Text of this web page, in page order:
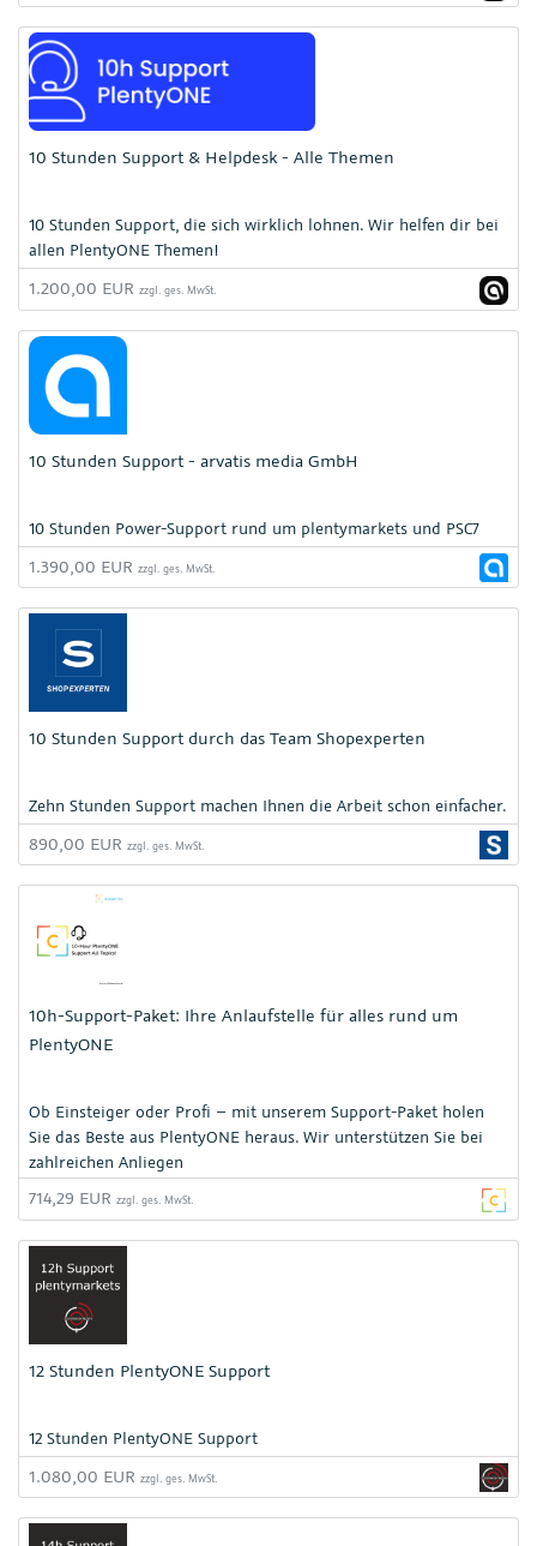
10 Stunden Support & Helpdesk - Alle Themen
10 Stunden Support, die sich wirklich lohnen. Wir helfen dir bei
allen PlentyONE Themen!
1.200,00 EUR zzgl. ges. MwSt.
10 Stunden Support - arvatis media GmbH
10 Stunden Power-Support rund um plentymarkets und PSC7
1.390,00 EUR zzgl. ges. MwSt.
10 Stunden Support durch das Team Shopexperten
Zehn Stunden Support machen Ihnen die Arbeit schon einfacher.
890,00 EUR zzgl. ges. MwSt.
10h-Support-Paket: Ihre Anlaufstelle für alles rund um
PlentyONE
Ob Einsteiger oder Profi – mit unserem Support-Paket holen
Sie das Beste aus PlentyONE heraus. Wir unterstützen Sie bei
zahlreichen Anliegen
714,29 EUR zzgl. ges. MwSt.
12 Stunden PlentyONE Support
12 Stunden PlentyONE Support
1.080,00 EUR zzgl. ges. MwSt.